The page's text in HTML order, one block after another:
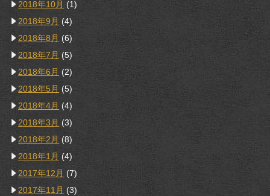
2018年10月 (1)
2018年9月 (4)
2018年8月 (6)
2018年7月 (5)
2018年6月 (2)
2018年5月 (5)
2018年4月 (4)
2018年3月 (3)
2018年2月 (8)
2018年1月 (4)
2017年12月 (7)
2017年11月 (3)